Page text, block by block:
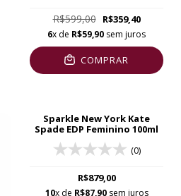
R$599,00 R$359,40
6x de R$59,90 sem juros
COMPRAR
Sparkle New York Kate
Spade EDP Feminino 100ml
(0)
R$879,00
10x de R$87,90sem juros